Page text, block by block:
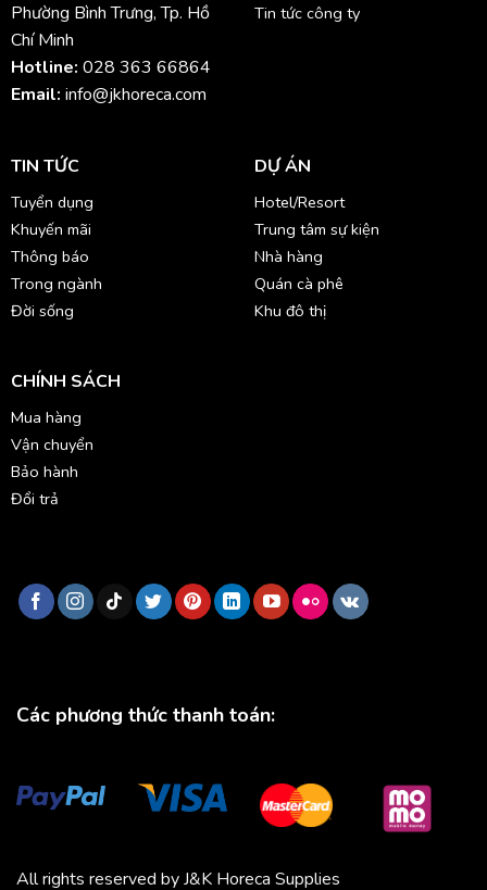
Phường Bình Trưng, Tp. Hồ
Chí Minh
Hotline: 028 363 66864
Email: info@jkhoreca.com
Tin tức công ty
TIN TỨC
Tuyển dụng
Khuyến mãi
Thông báo
Trong ngành
Đời sống
DỰ ÁN
Hotel/Resort
Trung tâm sự kiện
Nhà hàng
Quán cà phê
Khu đô thị
CHÍNH SÁCH
Mua hàng
Vận chuyển
Bảo hành
Đổi trả
Các phương thức thanh toán:
All rights reserved by J&K Horeca Supplies